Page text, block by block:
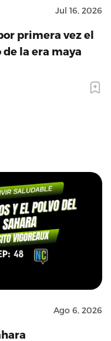
Jul 16, 2026
primera vez el
la era maya
Ago 6, 2026